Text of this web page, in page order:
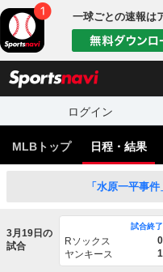
一球ごとの速報は
ログイン
MLBトップ 日程・結果
「水原一平事
3月19日の
試合
試合終了
Rソックス
0
ヤンキース
1